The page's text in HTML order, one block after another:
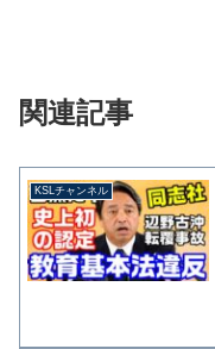
関連記事
KSLチャンネル